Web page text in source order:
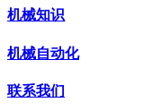
机械知识
机械自动化
联系我们